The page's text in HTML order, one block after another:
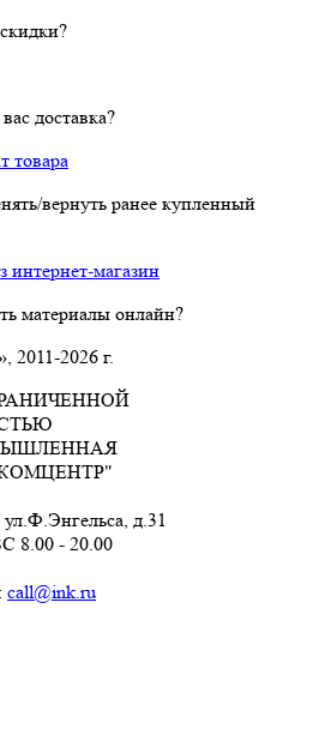
доставка?
товара
вернуть ранее купленный
интернет-магазин
материалы онлайн?
2026 г.
д.31
8.00 - 20.00
call@ink.ru